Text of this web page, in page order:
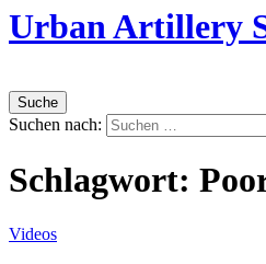
Urban Artillery
Suche
Suchen nach:
Schlagwort:
Videos